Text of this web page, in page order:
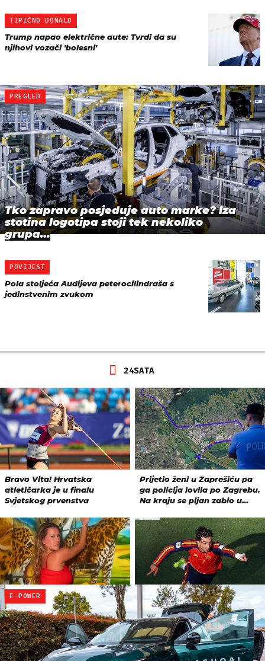
TIPIČNO DONALD
Trump napao električne aute: Tvrdi da su
njihovi vozači 'bolesni'
PREGLED
Tko zapravo posjeduje auto marke? Iza
stotina logotipa stoji tek nekoliko
grupa…
POVIJEST
Pola stoljeća Audijeva peterocilindraša s
jedinstvenim zvukom
E-POWER